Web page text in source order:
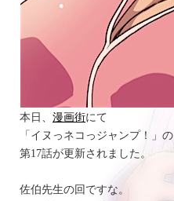
本日、 漫画街にて
「イヌっネコっジャンプ！」の
第17話が更新されました。
佐伯先生の回ですな。